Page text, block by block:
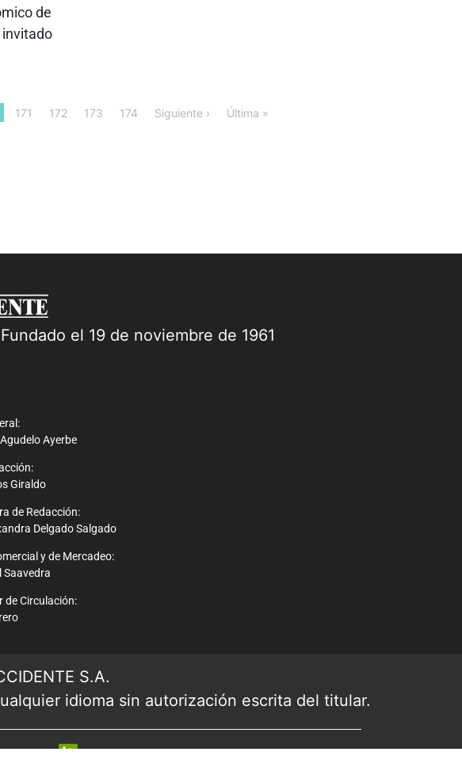
de
invitado
171 172 173 174 Siguiente › Última »
el 19 de noviembre de 1961
Ayerbe
Giraldo
de Redacción:
Delgado Salgado
y de Mercadeo:
Saavedra
de Circulación:
S.A.
idioma sin autorización escrita del titular.